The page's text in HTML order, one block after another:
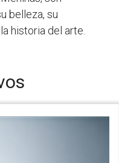
belleza, su
historia del arte.